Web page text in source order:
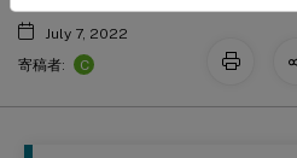
July 7, 2022
寄稿者:
C